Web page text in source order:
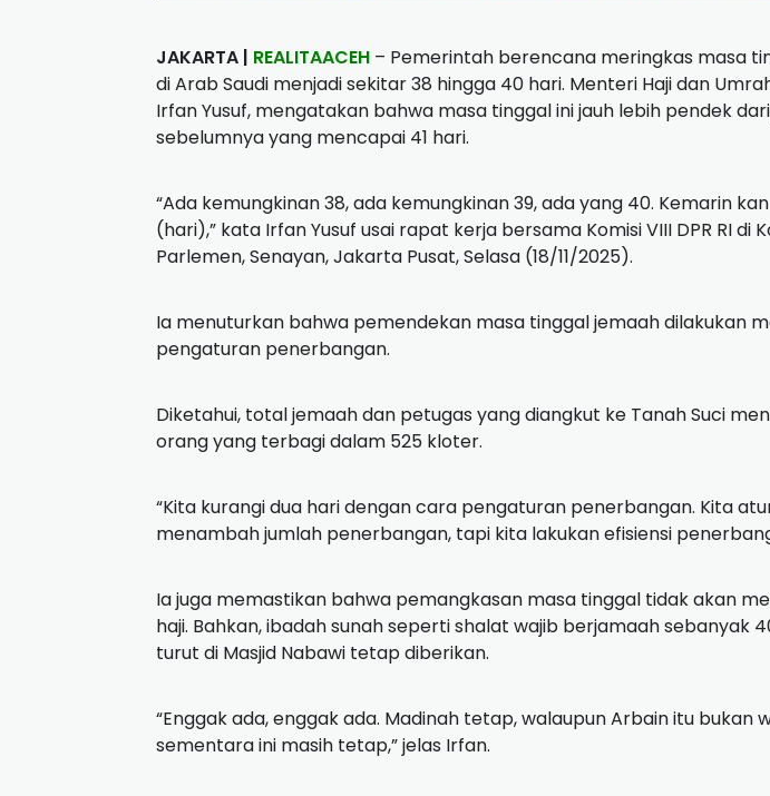
JAKARTA | REALITAACEH – Pemerintah berencana meringkas masa
di Arab Saudi menjadi sekitar 38 hingga 40 hari. Menteri Haji dan
Irfan Yusuf, mengatakan bahwa masa tinggal ini jauh lebih pendek
sebelumnya yang mencapai 41 hari.
“Ada kemungkinan 38, ada kemungkinan 39, ada yang 40. Kemarin
(hari),” kata Irfan Yusuf usai rapat kerja bersama Komisi VIII DPR RI di
Parlemen, Senayan, Jakarta Pusat, Selasa (18/11/2025).
Ia menuturkan bahwa pemendekan masa tinggal jemaah dilakukan
pengaturan penerbangan.
Diketahui, total jemaah dan petugas yang diangkut ke Tanah Suci
orang yang terbagi dalam 525 kloter.
“Kita kurangi dua hari dengan cara pengaturan penerbangan. Kita
menambah jumlah penerbangan, tapi kita lakukan efisiensi
Ia juga memastikan bahwa pemangkasan masa tinggal tidak akan
haji. Bahkan, ibadah sunah seperti shalat wajib berjamaah sebanyak
turut di Masjid Nabawi tetap diberikan.
“Enggak ada, enggak ada. Madinah tetap, walaupun Arbain itu bukan
sementara ini masih tetap,” jelas Irfan.